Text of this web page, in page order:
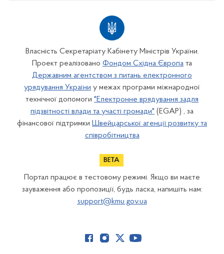
Власність Секретаріату Кабінету Міністрів України.
Проект реалізовано Фондом Східна Європа та
Державним агентством з питань електронного
урядування України у межах програми міжнародної
технічної допомоги "Електронне врядування задля
підзвітності влади та участі громади" (EGAP) , за
фінансової підтримки Швейцарської агенції розвитку та
співробітництва
Портал працює в тестовому режимі. Якщо ви маєте
зауваження або пропозиції, будь ласка, напишіть нам:
support@kmu.gov.ua